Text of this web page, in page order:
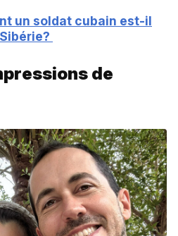
un soldat cubain est-il
de